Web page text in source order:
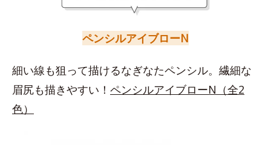
ペンシルアイブローN
細い線も狙って描けるなぎなたペンシル。繊細な
眉尻も描きやすい！ ペンシルアイブローN（全2
色）